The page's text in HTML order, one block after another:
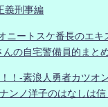
義刑事編
ニートスケ番長のエキ
んの自宅警備員的まと
！-素浪人勇者カツオ
ンノ洋子のはなしは信